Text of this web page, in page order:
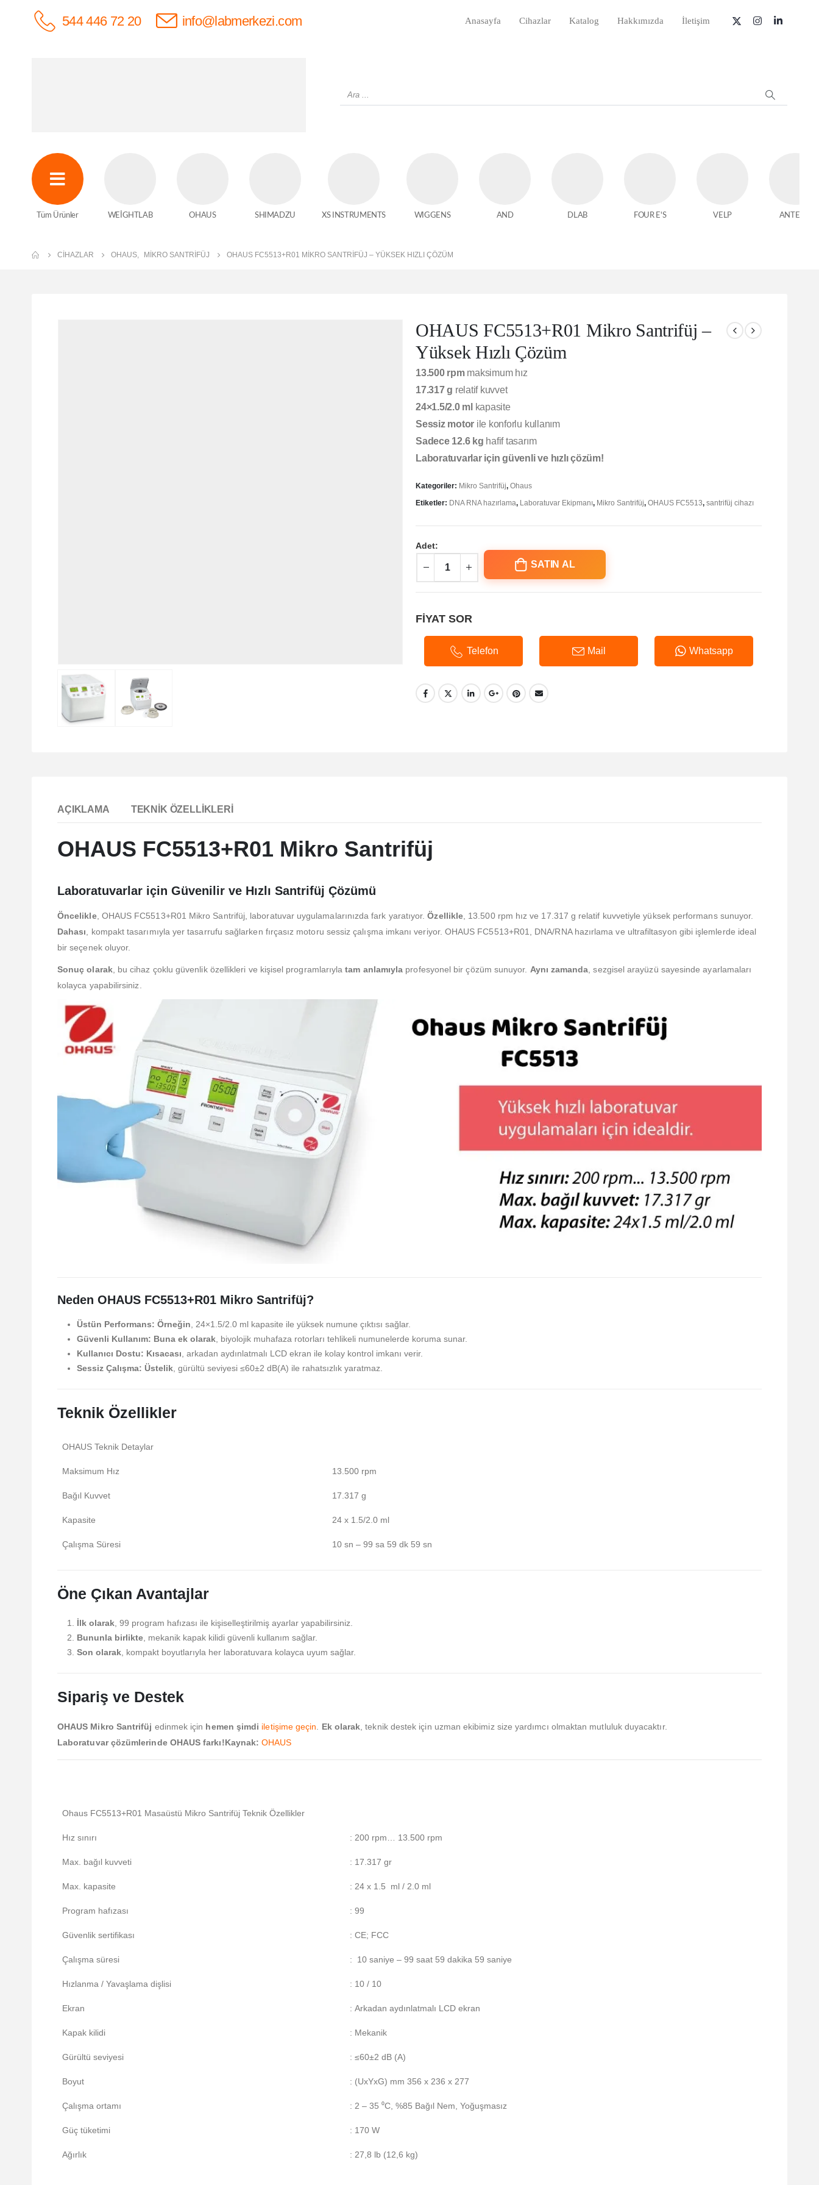
info@labmerkezi.com
544 446 72 20 Anasayfa Cihazlar Katalog Hakkımızda İletişim
Tüm Ürünler WEİGHTLAB OHAUS SHIMADZU XS INSTRUMENTS WIGGENS AND DLAB FOUR E'S VELP ANTECH
CIHAZLAR OHAUS MIKRO SANTRIFÜJ OHAUS FC5513+R01 MIKRO SANTRIFÜJ – YÜKSEK HIZLI ÇÖZÜM
OHAUS FC5513+R01 Mikro Santrifüj –
Yüksek Hızlı Çözüm
13.500 rpmmaksimum hız
17.317 g relatif kuvvet
24×1.5/2.0 ml kapasite
Sessiz motor ile konforlu kullanım
Sadece 12.6 kg hafif tasarım
Laboratuvarlar için güvenli ve hızlı çözüm!
Kategoriler: Mikro Santrifüj, Ohaus
Etiketler: DNA RNA hazırlama, Laboratuvar Ekipmanı, Mikro Santrifüj, OHAUS FC5513, santrifüj cihazı
Adet:
SATIN AL
FİYAT SOR
Telefon Mail Whatsapp
AÇIKLAMA TEKNIK ÖZELLIKLERI
OHAUS FC5513+R01 Mikro Santrifüj
Laboratuvarlar için Güvenilir ve Hızlı Santrifüj Çözümü
Öncelikle, OHAUS FC5513+R01 Mikro Santrifüj, laboratuvar uygulamalarınızda fark yaratıyor.Özellikle , 13.500 rpm hız ve 17.317 g relatif kuvvetiyle yüksek performans sunuyor.
Dahası , kompakt tasarımıyla yer tasarrufu sağlarken fırçasız motoru sessiz çalışma imkanı veriyor. OHAUS FC5513+R01, DNA/RNA hazırlama ve ultrafiltasyon gibi işlemlerde ideal
bir seçenek oluyor.
Sonuç olarak, bu cihaz çoklu güvenlik özellikleri ve kişisel programlarıylatam anlamıyla profesyonel bir çözüm sunuyor. Aynı zamanda , sezgisel arayüzü sayesinde ayarlamaları
kolayca yapabilirsiniz.
Neden OHAUS FC5513+R01 Mikro Santrifüj?
Üstün Performans: Örneğin , 24×1.5/2.0 ml kapasite ile yüksek numune çıktısı sağlar.
Güvenli Kullanım: Buna ek olarak , biyolojik muhafaza rotorları tehlikeli numunelerde koruma sunar.
Kullanıcı Dostu: Kısacası , arkadan aydınlatmalı LCD ekran ile kolay kontrol imkanı verir.
Sessiz Çalışma: Üstelik , gürültü seviyesi ≤60±2 dB(A) ile rahatsızlık yaratmaz.
Teknik Özellikler
OHAUS Teknik Detaylar
Maksimum Hız 13.500 rpm
Bağıl Kuvvet 17.317 g
Kapasite 24 x 1.5/2.0 ml
Çalışma Süresi 10 sn – 99 sa 59 dk 59 sn
Öne Çıkan Avantajlar
İlk olarak , 99 program hafızası ile kişiselleştirilmiş ayarlar yapabilirsiniz.
Bununla birlikte , mekanik kapak kilidi güvenli kullanım sağlar.
Son olarak , kompakt boyutlarıyla her laboratuvara kolayca uyum sağlar.
Sipariş ve Destek
OHAUS Mikro Santrifüj edinmek için hemen şimdi iletişime geçin Ek olarak , teknik destek için uzman ekibimiz size yardımcı olmaktan mutluluk duyacaktır.
Laboratuvar çözümlerinde OHAUS farkı!Kaynak: OHAUS
Ohaus FC5513+R01 Masaüstü Mikro Santrifüj Teknik Özellikler
Hız sınırı : 200 rpm… 13.500 rpm
Max. bağıl kuvveti : 17.317 gr
Max. kapasite : 24 x 1.5 ml / 2.0 ml
Program hafızası : 99
Güvenlik sertifikası : CE; FCC
Çalışma süresi : 10 saniye – 99 saat 59 dakika 59 saniye
Hızlanma / Yavaşlama dişlisi : 10 / 10
Ekran : Arkadan aydınlatmalı LCD ekran
Kapak kilidi : Mekanik
Gürültü seviyesi : ≤60±2 dB (A)
Boyut : (UxYxG) mm 356 x 236 x 277
Çalışma ortamı : 2 – 35 ⁰C, %85 Bağıl Nem, Yoğuşmasız
Güç tüketimi : 170 W
Ağırlık : 27,8 lb (12,6 kg)